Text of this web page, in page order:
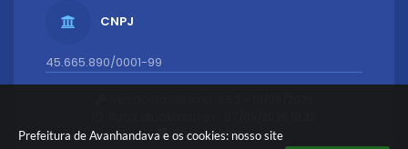
Prefeitura de Avanhandava e os cookies: nosso site
CNPJ
45.665.890/0001-99
Dados Abertos